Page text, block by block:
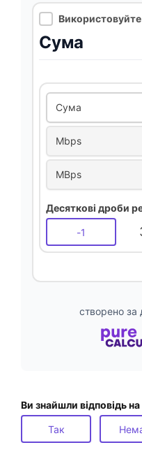
Використовуйте
Сума
Сума
Mbps
MBps
Десяткові дроби
-1
створено
Ви знайшли відповідь
Так